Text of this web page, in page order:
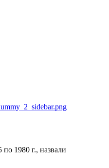
1980 г., назвали